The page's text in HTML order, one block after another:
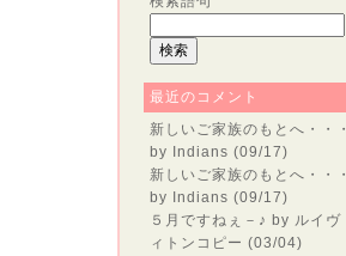
最近のコメント
新しいご家族のもとへ・・・
by Indians (09/17)
新しいご家族のもとへ・・・
by Indians (09/17)
５月ですねぇ－♪ by ルイヴ
ィトンコピー (03/04)